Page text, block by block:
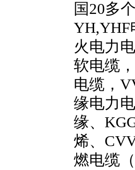
国20多
YH,YHF
火电力
软电缆，
电缆，
缘电力
缘、
烯、
燃电缆